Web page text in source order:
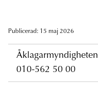
Publicerad: 15 maj 2026
Åklagarmyndigheten
010-562 50 00